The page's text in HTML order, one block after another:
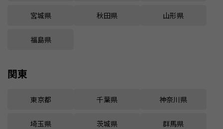
宮城県 秋田県 山形県
福島県
関東
東京都 千葉県 神奈川県
埼玉県 茨城県 群馬県